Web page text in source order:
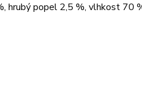
hrubý popel 2,5 %, vlhkost 70